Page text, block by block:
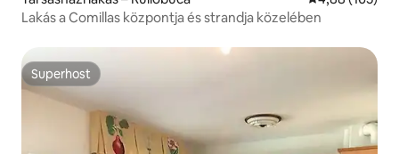
Lakás a Comillas központja és strandja közelében
Superhost
Superhost